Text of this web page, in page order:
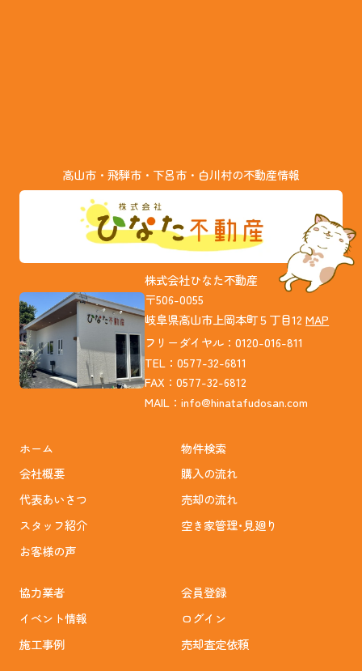
高山市・飛騨市・下呂市・白川村の不動産情報
株式会社ひなた不動産
〒506-0055
岐阜県高山市上岡本町５丁目12MAP
フリーダイヤル：0120-016-811
TEL：0577-32-6811
FAX：0577-32-6812
MAIL：info@hinatafudosan.com
ホーム
会社概要
代表あいさつ
スタッフ紹介
お客様の声
物件検索
購入の流れ
売却の流れ
空き家管理･見廻り
協力業者
イベント情報
施工事例
会員登録
ログイン
売却査定依頼